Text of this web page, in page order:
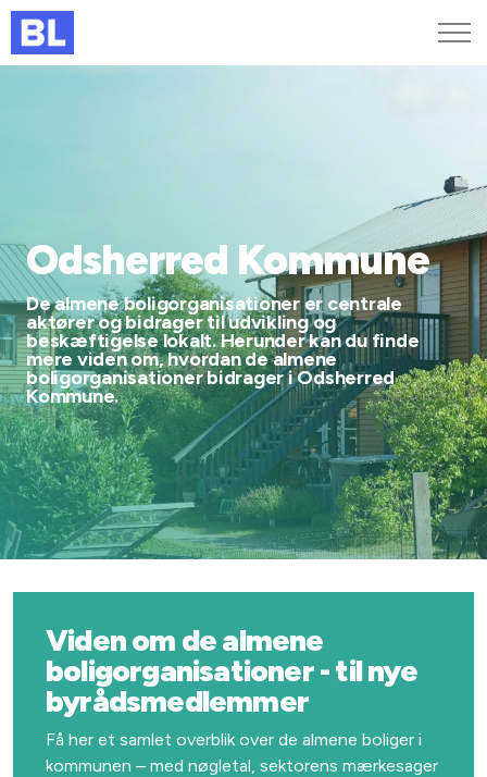
Odsherred Kommune
De almene boligorganisationer er centrale
aktører og bidrager til udvikling og
beskæftigelse lokalt. Herunder kan du finde
mere viden om, hvordan de almene
boligorganisationer bidrager i Odsherred
Kommune.
Viden om de almene
boligorganisationer - til nye
byrådsmedlemmer
Få her et samlet overblik over de almene boliger i
kommunen – med nøgletal, sektorens mærkesager